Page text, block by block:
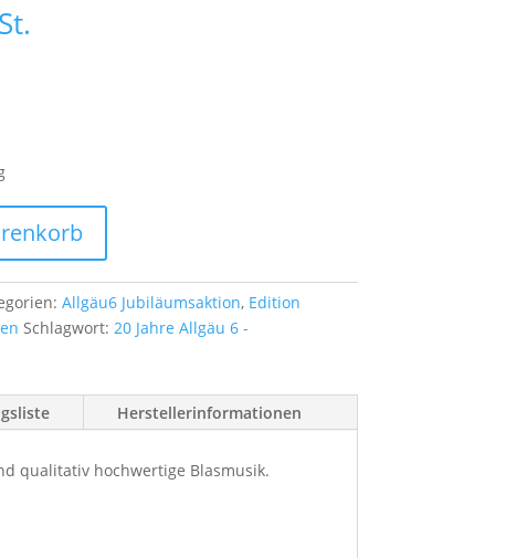
Allgäu6 Jubiläumsaktion, Edition
Schlagwort: 20 Jahre Allgäu 6 -
Herstellerinformationen
qualitativ hochwertige Blasmusik.